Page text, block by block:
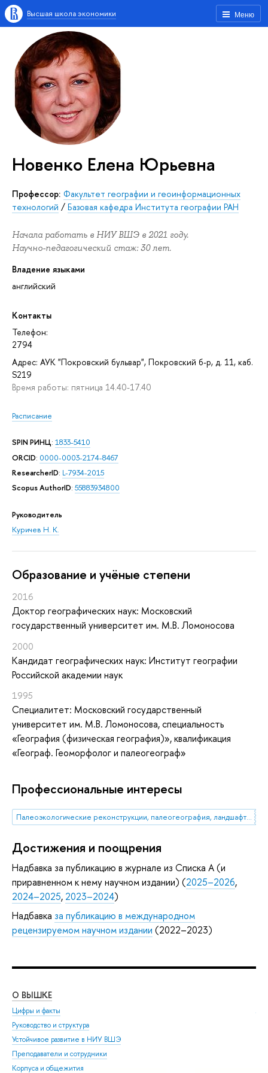
Меню
Высшая школа экономики
Новенко Елена Юрьевна
Профессор: Факультет географии и геоинформационных
технологий / Базовая кафедра Института географии РАН
Начала работать в НИУ ВШЭ в 2021 году.
Научно-педагогический стаж: 30 лет.
Владение языками
английский
Контакты
Телефон:
2794
Адрес: АУК "Покровский бульвар", Покровский б-р, д. 11, каб.
S219
Время работы: пятница 14.40-17.40
Расписание
SPIN РИНЦ: 1833-5410
ORCID: 0000-0003-2174-8467
ResearcherID: L-7934-2015
Scopus AuthorID: 55883934800
Руководитель
Куричев Н. К.
Oбразование и учёные степени
2016
Доктор географических наук: Московский
государственный университет им. М.В. Ломоносова
2000
Кандидат географических наук: Институт географии
Российской академии наук
1995
Специалитет: Московский государственный
университет им. М.В. Ломоносова, специальность
«География (физическая география)», квалификация
«Географ. Геоморфолог и палеогеограф»
Профессиональные интересы
Палеоэкологические реконструкции, палеогеография, ландшафтоведение, лесные пожары
Достижения и поощрения
Надбавка за публикацию в журнале из Списка А (и
приравненном к нему научном издании) (2025–2026,
2024–2025, 2023–2024)
Надбавка за публикацию в международном
рецензируемом научном издании (2022–2023)
О ВЫШКЕ
Цифры и факты
Руководство и структура
Устойчивое развитие в НИУ ВШЭ
Преподаватели и сотрудники
Корпуса и общежития